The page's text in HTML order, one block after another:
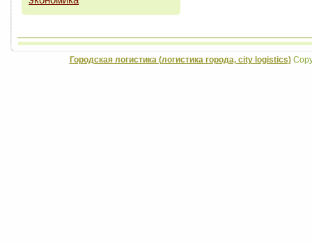
Городская логистика (логистика города, city logistics)